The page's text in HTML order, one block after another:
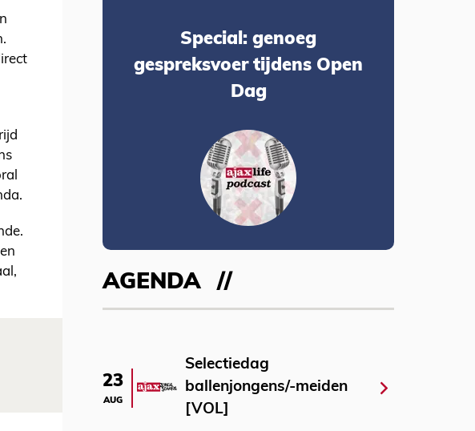
Special: genoeg
gespreksvoer tijdens Open
Dag
AGENDA
23
AUG
Selectiedag
ballenjongens/-meiden
[VOL]